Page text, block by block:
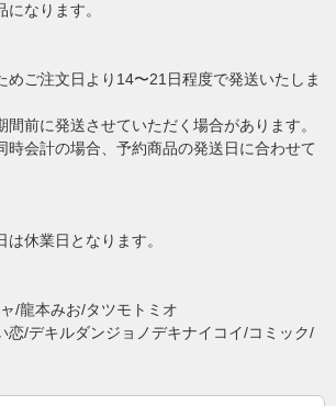
なります。
めご注文日より14〜21日程度で発送いたしま
前に発送させていただく場合があります。
時会計の場合、予約商品の発送日に合わせて
休業日となります。
/龍本みお/タツモトミオ
恋/デキルダンジョノデキナイコイ/コミック/